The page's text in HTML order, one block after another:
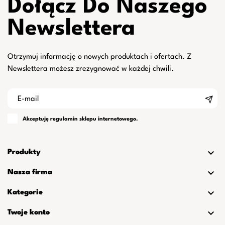
Dołącz Do Naszego
Newslettera
Otrzymuj informację o nowych produktach i ofertach. Z
Newslettera możesz zrezygnować w każdej chwili.
Akceptuję regulamin sklepu internetowego.
Produkty 
Nasza firma 
Kategorie 
Twoje konto 